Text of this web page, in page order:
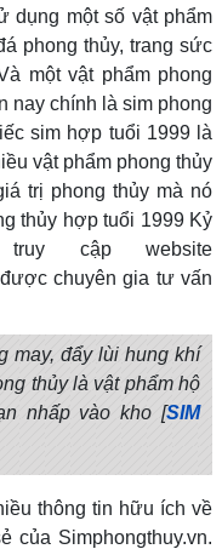
dụng một số vật phẩm
phong thủy, trang sức
một vật phẩm phong
nay chính là sim phong
sim hợp tuổi 1999 là
vật phẩm phong thủy
trị phong thủy mà nó
thủy hợp tuổi 1999 Kỷ
cập website
chuyên gia tư vấn
may, đẩy lùi hung khí
thủy là vật phẩm hộ
nhấp vào kho [SIM
thông tin hữu ích về
của Simphongthuy.vn.